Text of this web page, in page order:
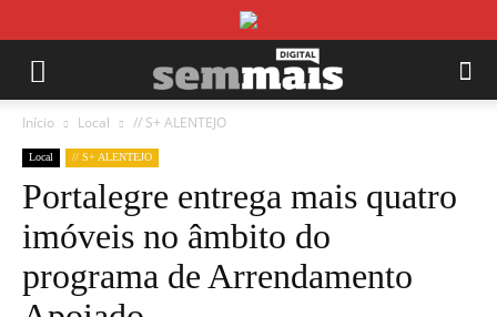
Início Local // S+ ALENTEJO
Local // S+ ALENTEJO
Portalegre entrega mais quatro
imóveis no âmbito do
programa de Arrendamento